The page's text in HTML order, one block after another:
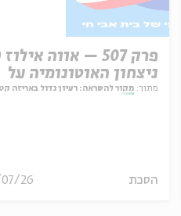
ניצחון האוטונומיה על
המחויבות
מתוך: מקור להשראה: רעיון גדול באריזה
הסכת 26